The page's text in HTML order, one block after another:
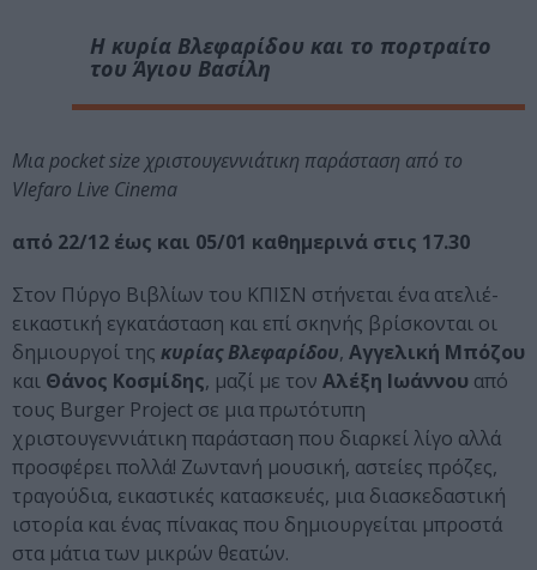
Η κυρία Βλεφαρίδου και το πορτραίτο
του Άγιου Βασίλη
Μια pocket size χριστουγεννιάτικη παράσταση από το
Vlefaro Live Cinema
από 22/12 έως και 05/01 καθημερινά στις 17.30
Στον Πύργο Βιβλίων του ΚΠΙΣΝ στήνεται ένα ατελιέ-
εικαστική εγκατάσταση και επί σκηνής βρίσκονται οι
δημιουργοί της κυρίας Βλεφαρίδου, Αγγελική Μπόζου
και Θάνος Κοσμίδης, μαζί με τον Αλέξη Ιωάννου από
τους Burger Project σε μια πρωτότυπη
χριστουγεννιάτικη παράσταση που διαρκεί λίγο αλλά
προσφέρει πολλά! Ζωντανή μουσική, αστείες πρόζες,
τραγούδια, εικαστικές κατασκευές, μια διασκεδαστική
ιστορία και ένας πίνακας που δημιουργείται μπροστά
στα μάτια των μικρών θεατών.